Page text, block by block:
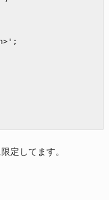
定してます。